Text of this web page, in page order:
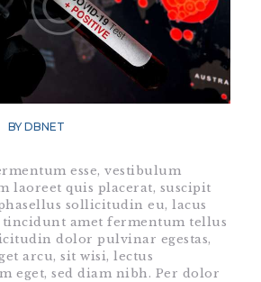
BY DBNET
esse, vestibulum
laoreet quis placerat, suscipit
sollicitudin eu, lacus
amet fermentum tellus
dolor pulvinar egestas,
arcu, sit wisi, lectus
eget, sed diam nibh. Per dolor